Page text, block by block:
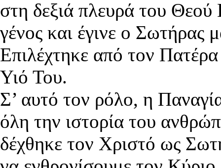
στη δεξιά πλευρά του
γένος και έγινε ο Σωτήρας
Επιλέχτηκε από τον
Υιό Του.
Σ’ αυτό τον ρόλο, η
όλη την ιστορία του
δέχθηκε τον Χριστό ως